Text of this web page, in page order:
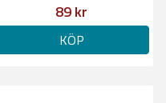
89 kr
KÖP